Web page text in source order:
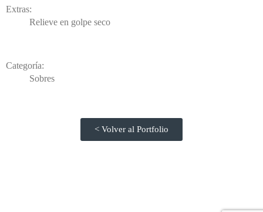
Extras:
Relieve en golpe seco
Categoría:
Sobres
< Volver al Portfolio